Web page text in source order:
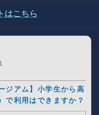
ジアム】小学生から高
で利用はできますか？